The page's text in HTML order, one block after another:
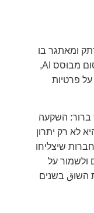
ומאתגר בו
זמנית. הטרנדים המובילים כוללים פרסום מבוסס AI,
על פרטיות
ברור: השקעה
לא רק יתרון
שיצליחו
ולשמור על
השוق בשנים